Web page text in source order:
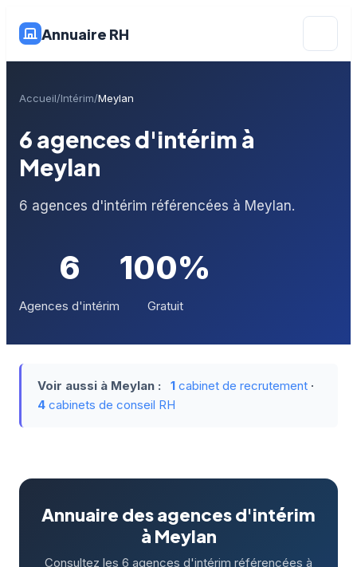
Annuaire RH
Accueil Intérim Meylan
6 agences d'intérim à
Meylan
6 agences d'intérim référencées à Meylan.
6
Agences d'intérim
100%
Gratuit
Voir aussi à Meylan : 1 cabinet de recrutement ·
4 cabinets de conseil RH
Annuaire des agences d'intérim
à Meylan
Consultez les 6 agences d'intérim référencées à